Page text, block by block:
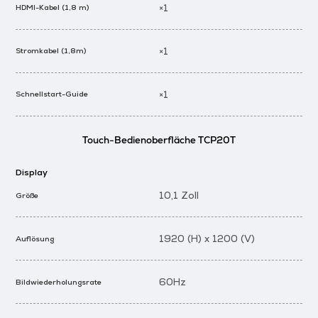
HDMI-Kabel (1,8 m) ×1
Stromkabel (1,8m) ×1
Schnellstart-Guide ×1
Touch-Bedienoberfläche TCP20T
Display
Größe 10,1 Zoll
Auflösung 1920 (H) x 1200 (V)
Bildwiederholungsrate 60Hz